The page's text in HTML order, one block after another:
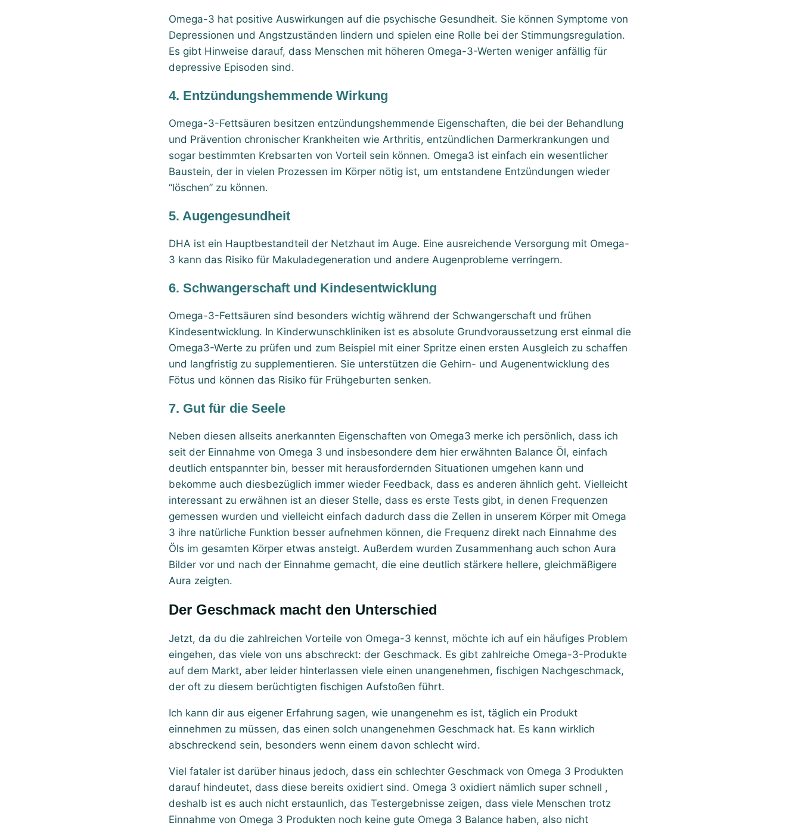
Omega-3 hat positive Auswirkungen auf die psychische Gesundheit. Sie können Symptome von
Depressionen und Angstzuständen lindern und spielen eine Rolle bei der Stimmungsregulation.
Es gibt Hinweise darauf, dass Menschen mit höheren Omega-3-Werten weniger anfällig für
depressive Episoden sind.
Entzündungshemmende Wirkung
Omega-3-Fettsäuren besitzen entzündungshemmende Eigenschaften, die bei der Behandlung
und Prävention chronischer Krankheiten wie Arthritis, entzündlichen Darmerkrankungen und
sogar bestimmten Krebsarten von Vorteil sein können. Omega3 ist einfach ein wesentlicher
Baustein, der in vielen Prozessen im Körper nötig ist, um entstandene Entzündungen wieder
“löschen” zu können.
Augengesundheit
DHA ist ein Hauptbestandteil der Netzhaut im Auge. Eine ausreichende Versorgung mit Omega-
3 kann das Risiko für Makuladegeneration und andere Augenprobleme verringern.
Schwangerschaft und Kindesentwicklung
Omega-3-Fettsäuren sind besonders wichtig während der Schwangerschaft und frühen
Kindesentwicklung. In Kinderwunschkliniken ist es absolute Grundvoraussetzung erst einmal die
Omega3-Werte zu prüfen und zum Beispiel mit einer Spritze einen ersten Ausgleich zu schaffen
und langfristig zu supplementieren. Sie unterstützen die Gehirn- und Augenentwicklung des
Fötus und können das Risiko für Frühgeburten senken.
7. Gut für die Seele
Neben diesen allseits anerkannten Eigenschaften von Omega3 merke ich persönlich, dass ich
seit der Einnahme von Omega 3 und insbesondere dem hier erwähnten Balance Öl, einfach
deutlich entspannter bin, besser mit herausfordernden Situationen umgehen kann und
bekomme auch diesbezüglich immer wieder Feedback, dass es anderen ähnlich geht. Vielleicht
interessant zu erwähnen ist an dieser Stelle, dass es erste Tests gibt, in denen Frequenzen
gemessen wurden und vielleicht einfach dadurch dass die Zellen in unserem Körper mit Omega
3 ihre natürliche Funktion besser aufnehmen können, die Frequenz direkt nach Einnahme des
Öls im gesamten Körper etwas ansteigt. Außerdem wurden Zusammenhang auch schon Aura
Bilder vor und nach der Einnahme gemacht, die eine deutlich stärkere hellere, gleichmäßigere
Aura zeigten.
Der Geschmack macht den Unterschied
Jetzt, da du die zahlreichen Vorteile von Omega-3 kennst, möchte ich auf ein häufiges Problem
eingehen, das viele von uns abschreckt: der Geschmack. Es gibt zahlreiche Omega-3-Produkte
auf dem Markt, aber leider hinterlassen viele einen unangenehmen, fischigen Nachgeschmack,
der oft zu diesem berüchtigten fischigen Aufstoßen führt.
Ich kann dir aus eigener Erfahrung sagen, wie unangenehm es ist, täglich ein Produkt
einnehmen zu müssen, das einen solch unangenehmen Geschmack hat. Es kann wirklich
abschreckend sein, besonders wenn einem davon schlecht wird.
Viel fataler ist darüber hinaus jedoch, dass ein schlechter Geschmack von Omega 3 Produkten
darauf hindeutet, dass diese bereits oxidiert sind. Omega 3 oxidiert nämlich super schnell ,
deshalb ist es auch nicht erstaunlich, das Testergebnisse zeigen, dass viele Menschen trotz
Einnahme von Omega 3 Produkten noch keine gute Omega 3 Balance haben, also nicht